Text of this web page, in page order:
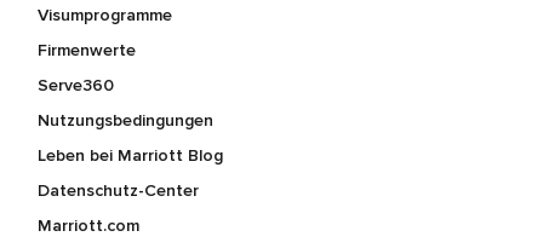
Visumprogramme
Firmenwerte
Serve360
Nutzungsbedingungen
Leben bei Marriott Blog
Datenschutz-Center
Marriott.com